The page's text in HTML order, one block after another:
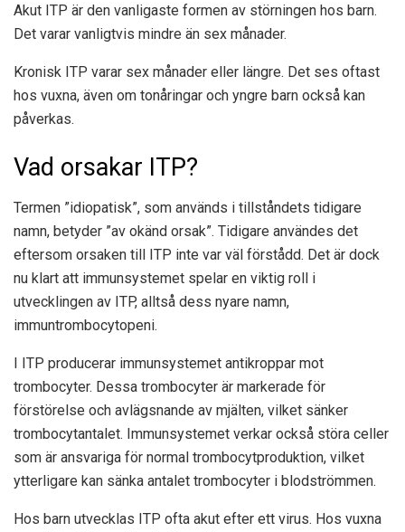
Akut ITP är den vanligaste formen av störningen hos barn.
Det varar vanligtvis mindre än sex månader.
Kronisk ITP varar sex månader eller längre. Det ses oftast
hos vuxna, även om tonåringar och yngre barn också kan
påverkas.
Vad orsakar ITP?
Termen ”idiopatisk”, som används i tillståndets tidigare
namn, betyder ”av okänd orsak”. Tidigare användes det
eftersom orsaken till ITP inte var väl förstådd. Det är dock
nu klart att immunsystemet spelar en viktig roll i
utvecklingen av ITP, alltså dess nyare namn,
immuntrombocytopeni.
I ITP producerar immunsystemet antikroppar mot
trombocyter. Dessa trombocyter är markerade för
förstörelse och avlägsnande av mjälten, vilket sänker
trombocytantalet. Immunsystemet verkar också störa celler
som är ansvariga för normal trombocytproduktion, vilket
ytterligare kan sänka antalet trombocyter i blodströmmen.
Hos barn utvecklas ITP ofta akut efter ett virus. Hos vuxna